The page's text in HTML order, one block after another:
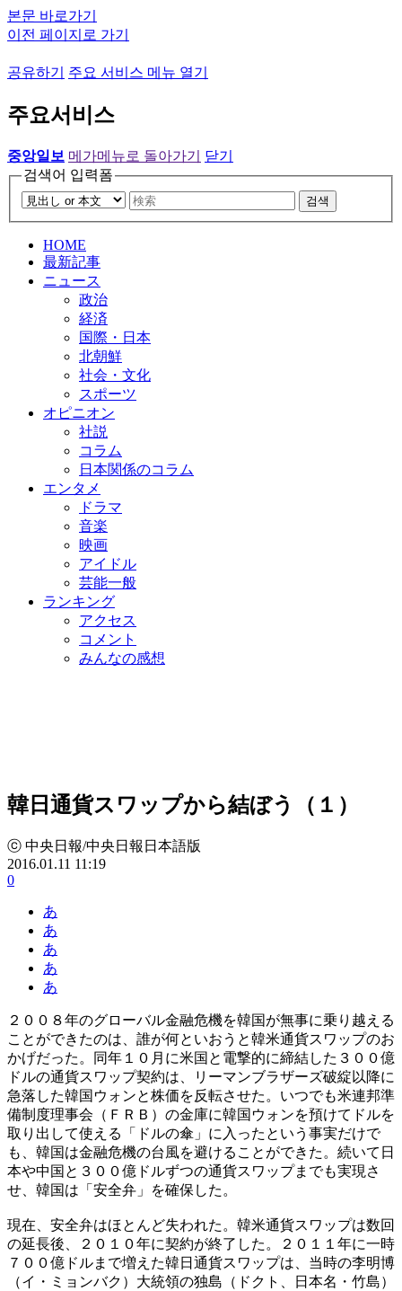
본문 바로가기
이전 페이지로 가기
공유하기 주요 서비스 메뉴 열기
주요서비스
중앙일보 메가메뉴로 돌아가기
닫기
검색어 입력폼
검색
HOME
最新記事
ニュース
政治
経済
国際・日本
北朝鮮
社会・文化
スポーツ
オピニオン
社説
コラム
日本関係のコラム
エンタメ
ドラマ
音楽
映画
アイドル
芸能一般
ランキング
アクセス
コメント
みんなの感想
韓日通貨スワップから結ぼう（１）
ⓒ 中央日報/中央日報日本語版
2016.01.11 11:19
0
あ
あ
あ
あ
あ
２００８年のグローバル金融危機を韓国が無事に乗り越える
ことができたのは、誰が何といおうと韓米通貨スワップのお
かげだった。同年１０月に米国と電撃的に締結した３００億
ドルの通貨スワップ契約は、リーマンブラザーズ破綻以降に
急落した韓国ウォンと株価を反転させた。いつでも米連邦準
備制度理事会（ＦＲＢ）の金庫に韓国ウォンを預けてドルを
取り出して使える「ドルの傘」に入ったという事実だけで
も、韓国は金融危機の台風を避けることができた。続いて日
本や中国と３００億ドルずつの通貨スワップまでも実現さ
せ、韓国は「安全弁」を確保した。
現在、安全弁はほとんど失われた。韓米通貨スワップは数回
の延長後、２０１０年に契約が終了した。２０１１年に一時
７００億ドルまで増えた韓日通貨スワップは、当時の李明博
（イ・ミョンバク）大統領の独島（ドクト、日本名・竹島）